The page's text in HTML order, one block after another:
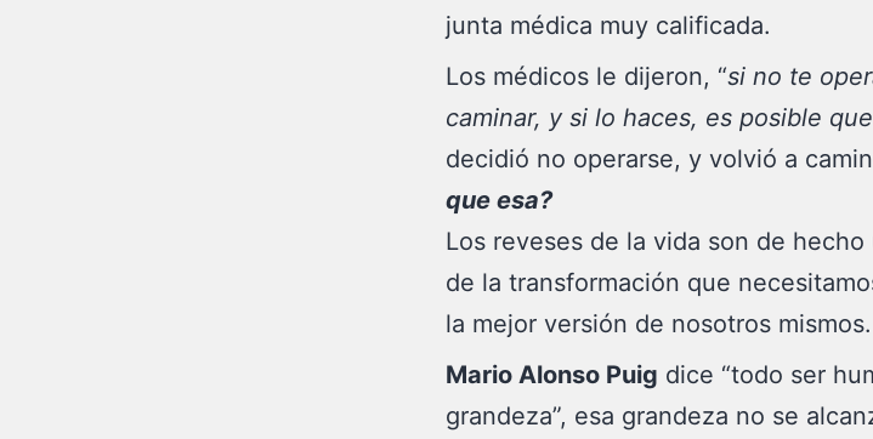
junta médica muy calificada.
Los médicos le dijeron, “si no te
caminar, y si lo haces, es posible
decidió no operarse, y volvió a
que esa?
Los reveses de la vida son de
de la transformación que
la mejor versión de nosotros mismos.
Mario Alonso Puig dice “todo ser
grandeza”, esa grandeza no se